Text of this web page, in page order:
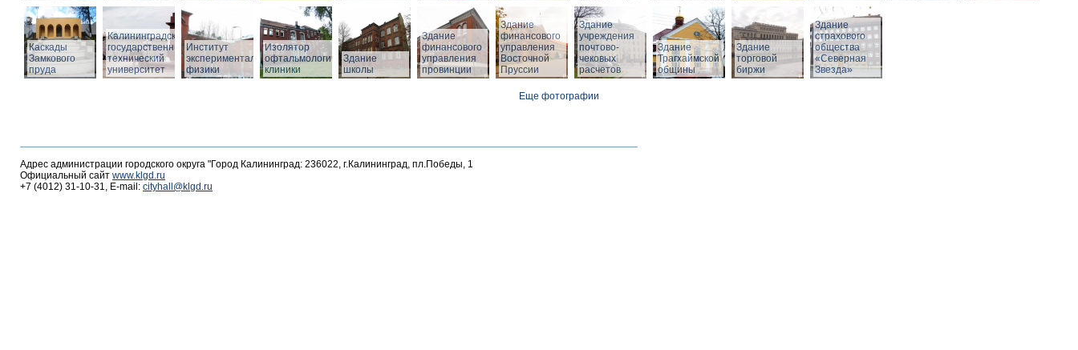
Каскады
Замкового
пруда
Калининградский
государственный
технический
университет
Институт
экспериментальной
физики
Изолятор
офтальмологической
клиники
Здание
школы
Здание
финансового
управления
провинции
Здание
финансового
управления
Восточной
Пруссии
Здание
учреждения
почтово-
чековых
расчетов
Здание
Трагхаймской
общины
Здание
торговой
биржи
Здание
страхового
общества
«Северная
Звезда»
Еще фотографии
Адрес администрации городского округа "Город Калининград: 236022, г.Калининград, пл.Победы, 1
Официальный сайт www.klgd.ru
+7 (4012) 31-10-31, E-mail: cityhall@klgd.ru